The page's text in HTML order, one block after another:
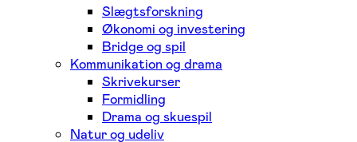
Slægtsforskning
Økonomi og investering
Bridge og spil
Kommunikation og drama
Skrivekurser
Formidling
Drama og skuespil
Natur og udeliv